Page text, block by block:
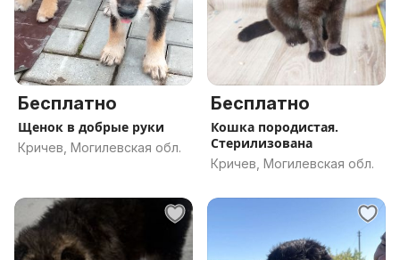
Бесплатно
Щенок в добрые руки
Кричев, Могилевская обл.
Бесплатно
Кошка породистая.
Стерилизована
Кричев, Могилевская обл.